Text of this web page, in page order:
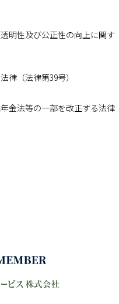
明性及び公正性の向上に関す
律（法律第39号）
金法等の一部を改正する法律